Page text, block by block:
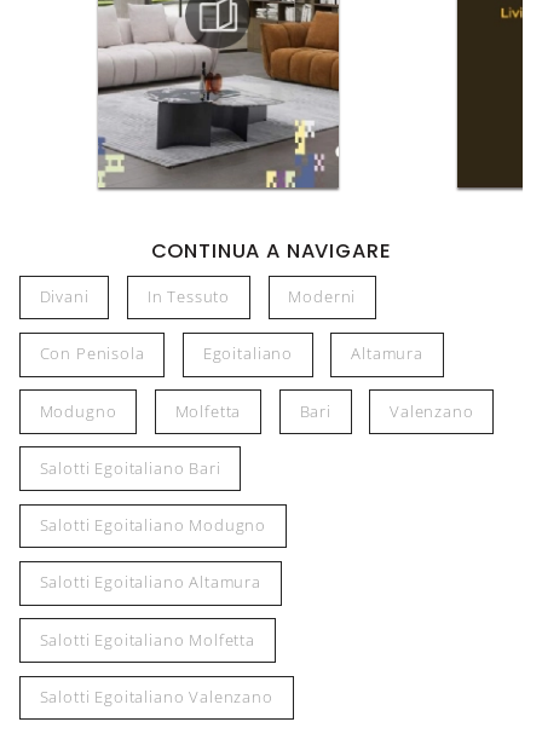
CONTINUA A NAVIGARE
Divani In Tessuto Moderni
Con Penisola Egoitaliano Altamura
Modugno Molfetta Bari Valenzano
Salotti Egoitaliano Bari
Salotti Egoitaliano Modugno
Salotti Egoitaliano Altamura
Salotti Egoitaliano Molfetta
Salotti Egoitaliano Valenzano